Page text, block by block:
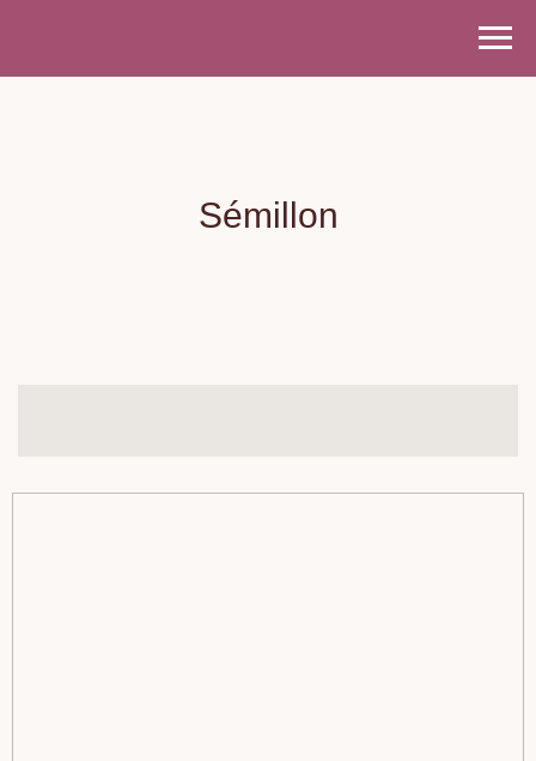
Sémillon